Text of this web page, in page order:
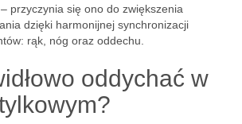
przyczynia się ono do zwiększenia
dzięki harmonijnej synchronizacji
rąk, nóg oraz oddechu.
oddychać w